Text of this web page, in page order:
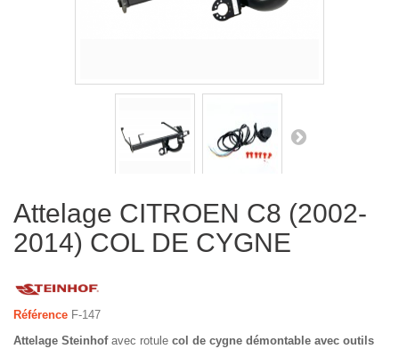
Attelage CITROEN C8 (2002-
2014) COL DE CYGNE
Référence F-147
Attelage Steinhofavec rotule col de cygne démontable avec outils